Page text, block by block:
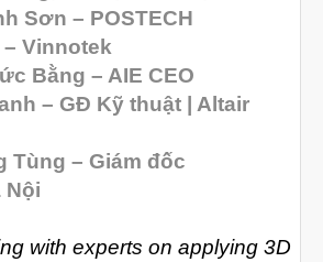
Tháng Mười Hai 2025
Tháng Mười Một 2025
Tháng Mười 2025
Tháng Tám 2025
Tháng Sáu 2025
Sơn – POSTECH
Vinnotek
Bằng – AIE CEO
– GĐ Kỹ thuật | Altair
Tùng – Giám đốc
Nội
with experts on applying 3D